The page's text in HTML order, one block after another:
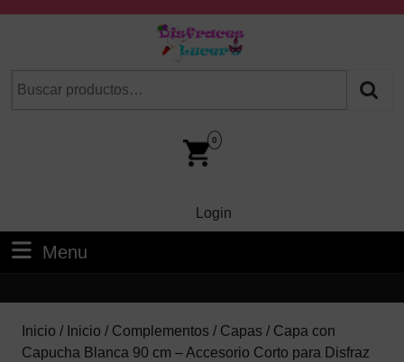
Cuando hay resultados autocompletados, puedes utilizar
0
LoginLogin
Menu
Inicio / Inicio / Complementos / Capas / Capa con
Capucha Blanca 90 cm – Accesorio Corto para Disfraz